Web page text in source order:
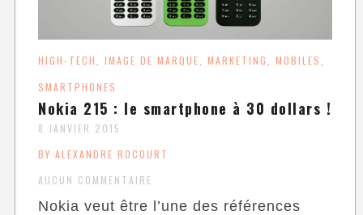
HIGH-TECH IMAGE DE MARQUE MARKETING MOBILES
SMARTPHONES
Nokia 215 : le smartphone à 30 dollars !
8 JANVIER 2015
BY ALEXANDRE ROCOURT
AUCUN COMMENTAIRE
Nokia veut être l’une des références